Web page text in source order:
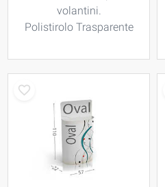
volantini.
Polistirolo Trasparente